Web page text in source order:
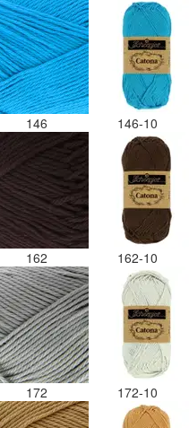
146 146-10
162 162-10
172 172-10